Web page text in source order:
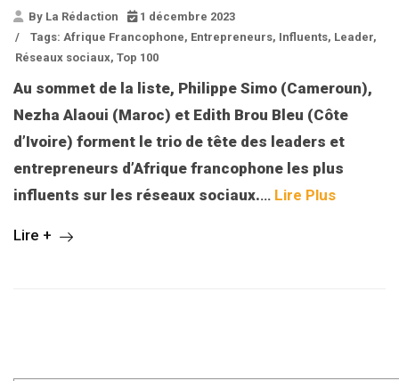
By La Rédaction
1 décembre 2023
/
Tags: Afrique Francophone, Entrepreneurs, Influents, Leader,
Réseaux sociaux, Top 100
Au sommet de la liste, Philippe Simo (Cameroun),
Nezha Alaoui (Maroc) et Edith Brou Bleu (Côte
d’Ivoire) forment le trio de tête des leaders et
entrepreneurs d’Afrique francophone les plus
influents sur les réseaux sociaux.… Lire Plus
Lire +